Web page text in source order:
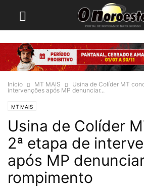
Início MT MAIS
Usina de Colíder MT
intervenções após MP denunciar...
MT MAIS
Usina de Colíder
2ª etapa de
após MP
rompimento